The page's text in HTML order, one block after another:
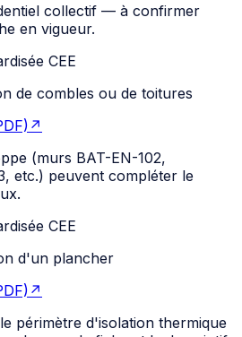
collectif — à confirmer
en vigueur.
CEE
de combles ou de toitures
↗
(murs BAT-EN-102,
etc.) peuvent compléter le
CEE
d'un plancher
↗
périmètre d'isolation thermique